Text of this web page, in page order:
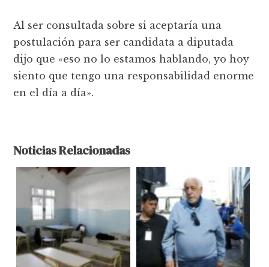
Al ser consultada sobre si aceptaría una
postulación para ser candidata a diputada
dijo que «eso no lo estamos hablando, yo hoy
siento que tengo una responsabilidad enorme
en el día a día».
Noticias Relacionadas